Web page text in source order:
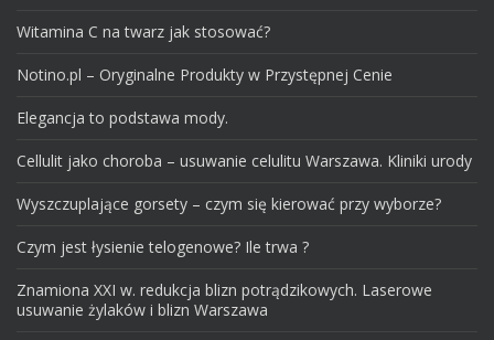
Witamina C na twarz jak stosować?
Notino.pl – Oryginalne Produkty w Przystępnej Cenie
Elegancja to podstawa mody.
Cellulit jako choroba – usuwanie celulitu Warszawa. Kliniki urody
Wyszczuplające gorsety – czym się kierować przy wyborze?
Czym jest łysienie telogenowe? Ile trwa ?
Znamiona XXI w. redukcja blizn potrądzikowych. Laserowe
usuwanie żylaków i blizn Warszawa